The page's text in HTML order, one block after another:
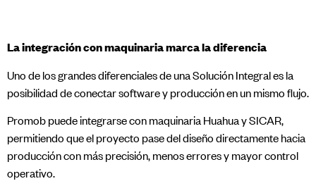
La integración con maquinaria marca la diferencia
Uno de los grandes diferenciales de una Solución Integral es la
posibilidad de conectar software y producción en un mismo flujo.
Promob puede integrarse con maquinaria Huahua y SICAR,
permitiendo que el proyecto pase del diseño directamente hacia
producción con más precisión, menos errores y mayor control
operativo.